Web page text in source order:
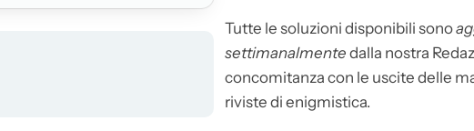
Tutte le soluzioni disponibili sono
settimanalmente dalla nostra
concomitanza con le uscite delle
riviste di enigmistica.